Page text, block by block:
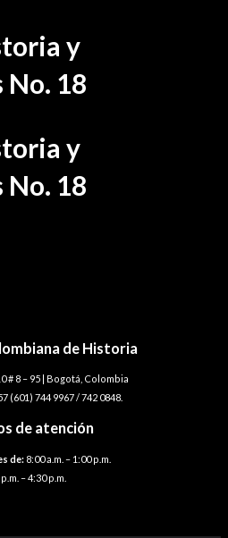
y
18
y
18
de Historia
# 8 – 95 | Bogotá, Colombia
(601) 744 9967 / 742 0848.
de atención
de: 8:00 a.m. – 1:00 p.m.
– 4:30 p.m.